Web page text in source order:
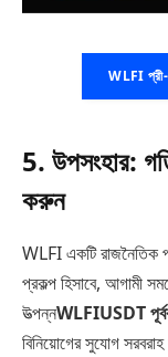
WLFI
5. উপসংহার:
করুন
WLFI একটি রাজনৈতিক
প্রকল্প হিসাবে, আগামী
উত্পন্নWLFIUSDT
বিনিয়োগের সুযোগ